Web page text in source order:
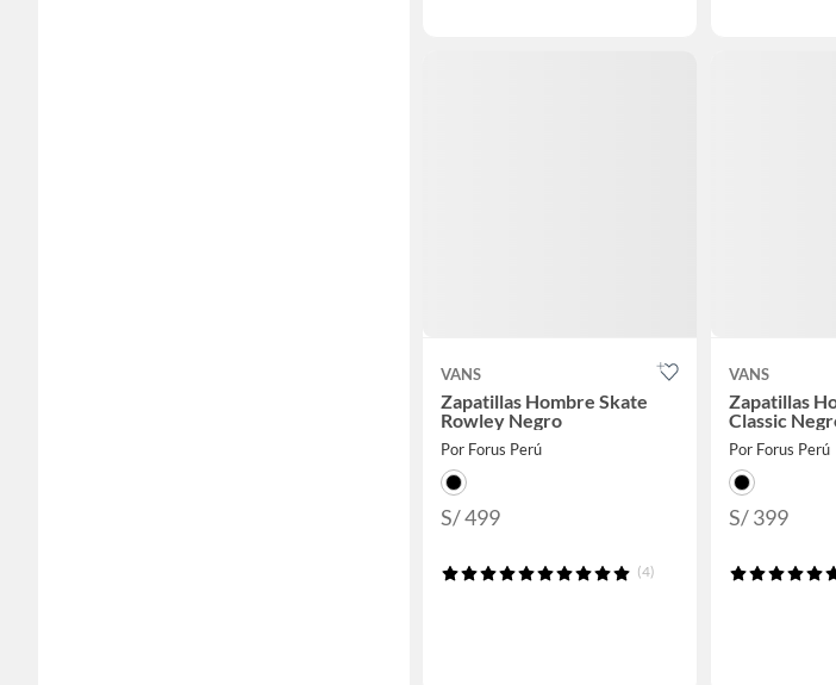
VANS
Zapatillas Hombre Skate
Rowley Negro
Por Forus Perú
S/ 499
(4)
VANS
Zapatillas
Classic
Por Forus Perú
S/ 399